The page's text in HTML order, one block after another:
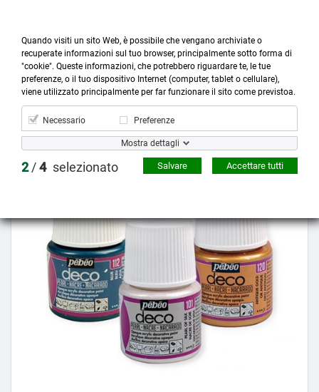

Prodotti

Account

Cerca
more_horiz
Menù
shopping_cart
Prezzo scontato
Quando visiti un sito Web, è possibile che vengano archiviate o
recuperate informazioni sul tuo browser, principalmente sotto forma di
"cookie". Queste informazioni, che potrebbero riguardare te, le tue
preferenze, o il tuo dispositivo Internet (computer, tablet o cellulare),
viene utilizzato principalmente per far funzionare il sito come previstoa.
Necessario Preferenze
Mostra dettagli
2/4 selezionato Accettare tutti
Salvare